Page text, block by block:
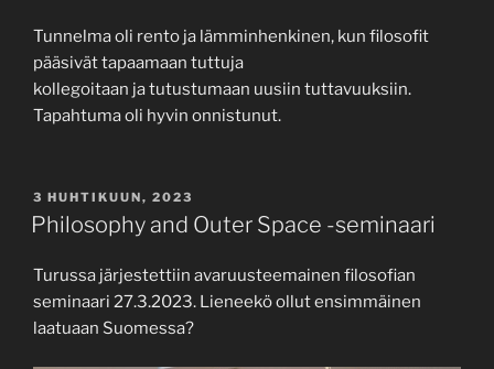
Tunnelma oli rento ja lämminhenkinen, kun filosofit
pääsivät tapaamaan tuttuja
kollegoitaan ja tutustumaan uusiin tuttavuuksiin.
Tapahtuma oli hyvin onnistunut.
JULKAISTU
3 HUHTIKUUN, 2023
Philosophy and Outer Space -seminaari
Turussa järjestettiin avaruusteemainen filosofian
seminaari 27.3.2023. Lieneekö ollut ensimmäinen
laatuaan Suomessa?